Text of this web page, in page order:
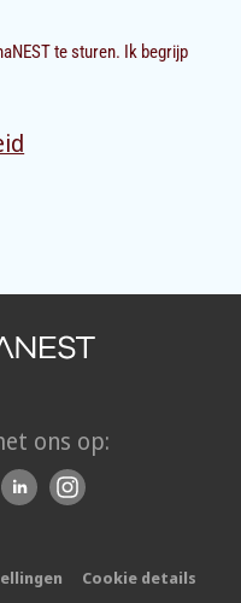
te sturen. Ik begrijp
ons op:
Cookie details